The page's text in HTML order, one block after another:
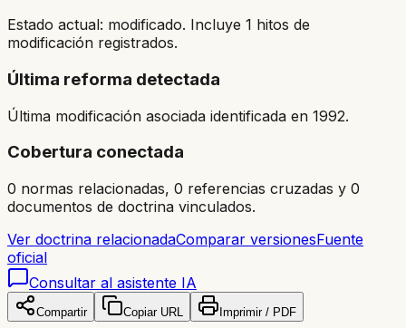
Estado actual: modificado. Incluye 1 hitos de
modificación registrados.
Última reforma detectada
Última modificación asociada identificada en 1992.
Cobertura conectada
0 normas relacionadas, 0 referencias cruzadas y 0
documentos de doctrina vinculados.
Ver doctrina relacionadaComparar versionesFuente
oficial
Consultar al asistente IA
Compartir Copiar URL Imprimir / PDF